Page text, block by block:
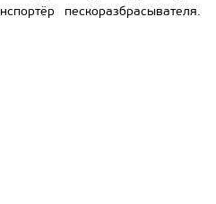
пескоразбрасывателя.